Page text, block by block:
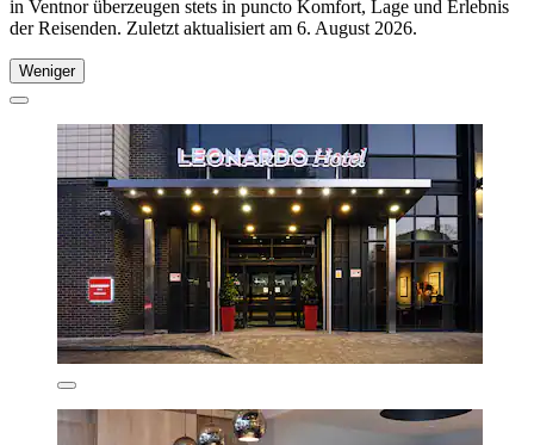
in Ventnor überzeugen stets in puncto Komfort, Lage und Erlebnis
der Reisenden. Zuletzt aktualisiert am 6. August 2026.
Weniger